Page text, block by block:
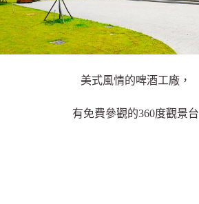
美式風情的啤酒工廠，
有免費參觀的360度觀景台